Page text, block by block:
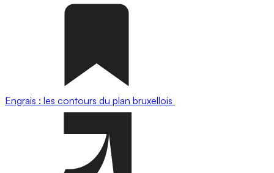
Engrais : les contours du plan bruxellois